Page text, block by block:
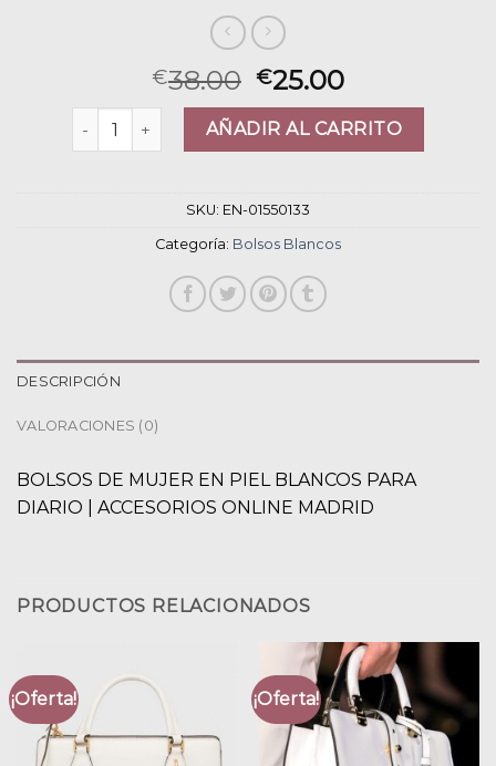
€38.00 €25.00
bolsos blancos cantidadAÑADIR AL CARRITO
SKU: EN-01550133
Categoría: Bolsos Blancos
DESCRIPCIÓN
VALORACIONES (0)
BOLSOS DE MUJER EN PIEL BLANCOS PARA
DIARIO | ACCESORIOS ONLINE MADRID
PRODUCTOS RELACIONADOS
¡Oferta! ¡Oferta!